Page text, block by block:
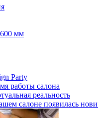
мм
Party
работы салона
реальность
салоне появилась